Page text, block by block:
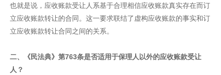
也就是说，应收账款受让人系基于合理相信应收账款真实存在而订
立应收账款转让的合同。这一要求联结了虚构应收账款的事实和订
立应收账款转让合同之间的关系。
二、《民法典》第763条是否适用于保理人以外的应收账款受让
人？